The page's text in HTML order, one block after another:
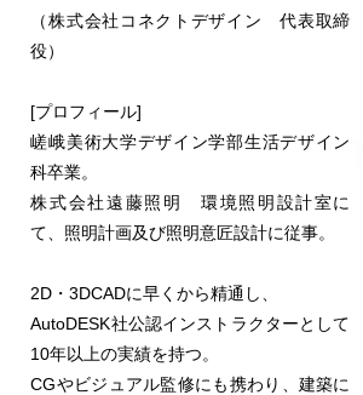
（株式会社コネクトデザイン 代表取締
役）
[プロフィール]
嵯峨美術大学デザイン学部生活デザイン
科卒業。
株式会社遠藤照明 環境照明設計室に
て、照明計画及び照明意匠設計に従事。
2D・3DCADに早くから精通し、
AutoDESK社公認インストラクターとして
10年以上の実績を持つ。
CGやビジュアル監修にも携わり、建築に